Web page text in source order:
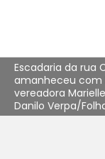
Escadaria da rua
amanheceu
vereadora
Danilo Verpa/